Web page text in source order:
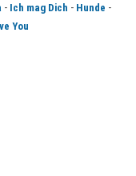
- Ich mag Dich - Hunde -
You